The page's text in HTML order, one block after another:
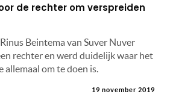
de rechter om verspreiden
Beintema van Suver Nuver
rechter en werd duidelijk waar het
om te doen is.
19 november 2019